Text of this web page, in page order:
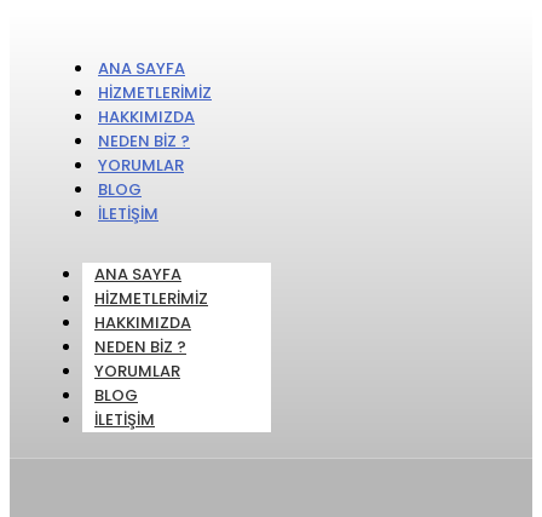
ANA SAYFA
HIZMETLERIMIZ
HAKKIMIZDA
NEDEN BIZ ?
YORUMLAR
BLOG
İLETIŞIM
ANA SAYFA
HIZMETLERIMIZ
HAKKIMIZDA
NEDEN BIZ ?
YORUMLAR
BLOG
İLETIŞIM